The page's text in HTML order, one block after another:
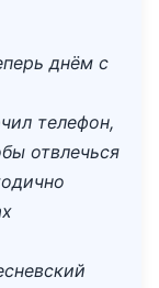
днём с
телефон,
отвлечься